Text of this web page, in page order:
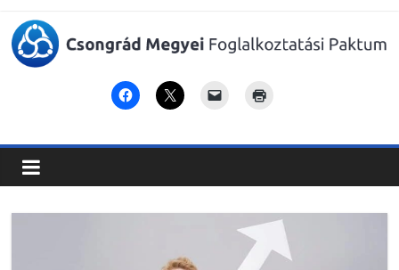
Csongrád
Megyei
Foglalkoztatási